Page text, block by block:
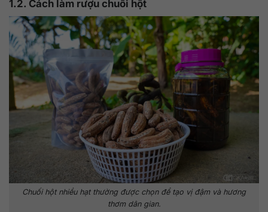
1.2. Cách làm rượu chuối hột
Chuối hột nhiều hạt thường được chọn để tạo vị đậm và hương
thơm dân gian.